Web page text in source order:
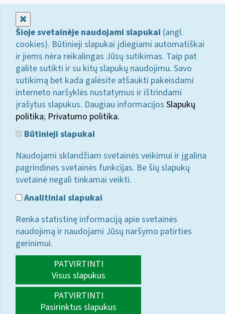
Šioje svetainėje naudojami slapukai (angl.
cookies). Būtinieji slapukai įdiegiami automatiškai
ir jiems nėra reikalingas Jūsų sutikimas. Taip pat
galite sutikti ir su kitų slapukų naudojimu. Savo
sutikimą bet kada galėsite atšaukti pakeisdami
interneto naršyklės nustatymus ir ištrindami
įrašytus slapukus. Daugiau informacijos Slapukų
politika; Privatumo politika.
Būtinieji slapukai
Naudojami sklandžiam svetainės veikimui ir įgalina
pagrindines svetainės funkcijas. Be šių slapukų
svetainė negali tinkamai veikti.
Analitiniai slapukai
Renka statistinę informaciją apie svetainės
naudojimą ir naudojami Jūsų naršymo patirties
gerinimui.
PATVIRTINTI
Visus slapukus
PATVIRTINTI
Pasirinktus slapukus